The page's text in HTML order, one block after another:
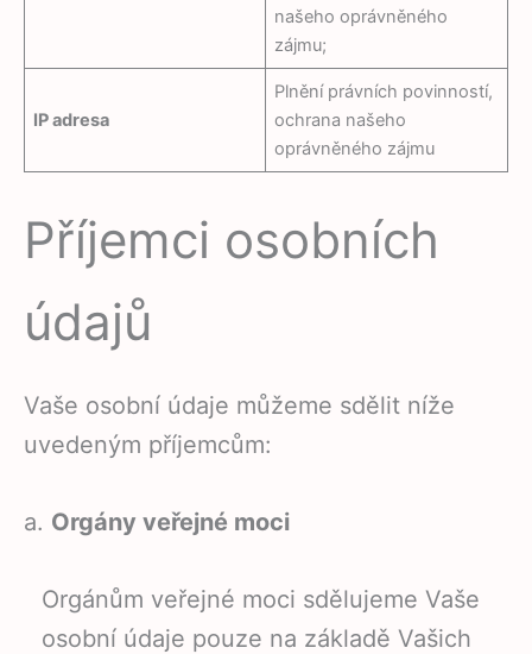
našeho oprávněného
zájmu;
IP adresa
Plnění právních povinností,
ochrana našeho
oprávněného zájmu
Příjemci osobních
údajů
Vaše osobní údaje můžeme sdělit níže
uvedeným příjemcům:
a. Orgány veřejné moci
Orgánům veřejné moci sdělujeme Vaše
osobní údaje pouze na základě Vašich